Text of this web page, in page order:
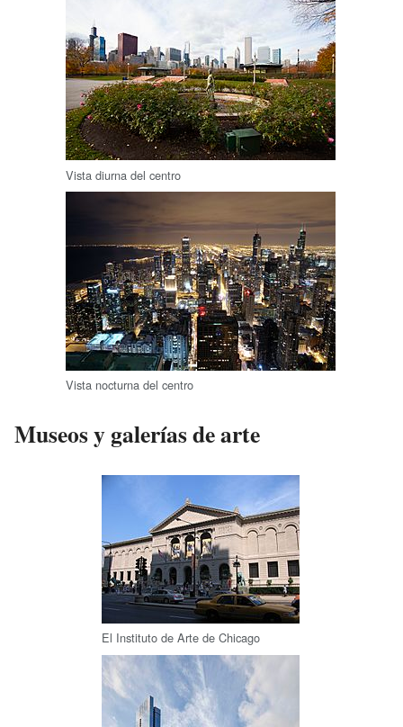
Vista diurna del centro
Vista nocturna del centro
Museos y galerías de arte
El Instituto de Arte de Chicago